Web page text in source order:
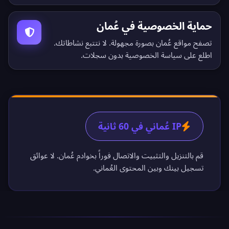
حماية الخصوصية في عُمان
تصفح مواقع عُمان بصورة مجهولة. لا نتتبع نشاطاتك.
اطلع على سياسة الخصوصية بدون سجلات.
IP عُماني في 60 ثانية
قم بالتنزيل والتثبيت والاتصال فوراً بخوادم عُمان. لا عوائق
تسجيل بينك وبين المحتوى العُماني.